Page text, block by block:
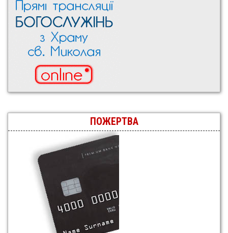
ПОЖЕРТВА